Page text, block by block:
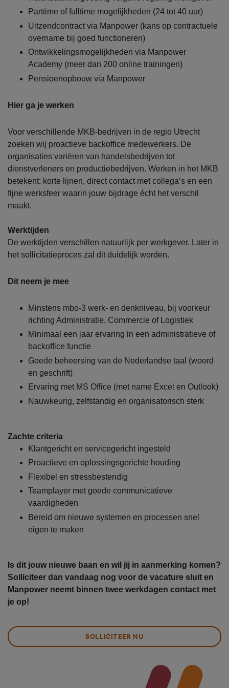
Parttime of fulltime mogelijkheden (24 tot 40 uur)
Uitzendcontract via Manpower (kans op contractuele
overname bij goed functioneren)
Ontwikkelingsmogelijkheden via Manpower
Academy (meer dan 200 online trainingen)
Pensioenopbouw via Manpower
Hier ga je werken
Voor verschillende MKB-bedrijven in de regio Utrecht
zoeken wij proactieve backoffice medewerkers. De
organisaties variëren van handelsbedrijven tot
dienstverleners en productiebedrijven. Werken in het MKB
betekent: korte lijnen, direct contact met collega’s en een
fijne werksfeer waarin jouw bijdrage écht het verschil
maakt.
Werktijden
De werktijden verschillen natuurlijk per werkgever. Later in
het sollicitatieproces zal dit duidelijk worden.
Dit neem je mee
Minstens mbo-3 werk- en denkniveau, bij voorkeur
richting Administratie, Commercie of Logistiek
Minimaal een jaar ervaring in een administratieve of
backoffice functie
Goede beheersing van de Nederlandse taal (woord
en geschrift)
Ervaring met MS Office (met name Excel en Outlook)
Nauwkeurig, zelfstandig en organisatorisch sterk
Zachte criteria
Klantgericht en servicegericht ingesteld
Proactieve en oplossingsgerichte houding
Flexibel en stressbestendig
Teamplayer met goede communicatieve
vaardigheden
Bereid om nieuwe systemen en processen snel
eigen te maken
Is dit jouw nieuwe baan en wil jij in aanmerking komen?
Solliciteer dan vandaag nog voor de vacature sluit en
Manpower neemt binnen twee werkdagen contact met
je op!
SOLLICITEER NU